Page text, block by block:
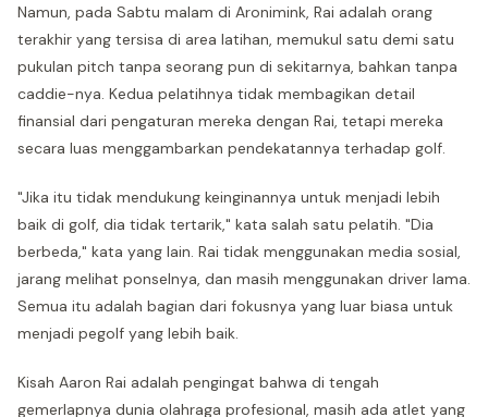
Namun, pada Sabtu malam di Aronimink, Rai adalah orang
terakhir yang tersisa di area latihan, memukul satu demi satu
pukulan pitch tanpa seorang pun di sekitarnya, bahkan tanpa
caddie-nya. Kedua pelatihnya tidak membagikan detail
finansial dari pengaturan mereka dengan Rai, tetapi mereka
secara luas menggambarkan pendekatannya terhadap golf.
"Jika itu tidak mendukung keinginannya untuk menjadi lebih
baik di golf, dia tidak tertarik," kata salah satu pelatih. "Dia
berbeda," kata yang lain. Rai tidak menggunakan media sosial,
jarang melihat ponselnya, dan masih menggunakan driver lama.
Semua itu adalah bagian dari fokusnya yang luar biasa untuk
menjadi pegolf yang lebih baik.
Kisah Aaron Rai adalah pengingat bahwa di tengah
gemerlapnya dunia olahraga profesional, masih ada atlet yang